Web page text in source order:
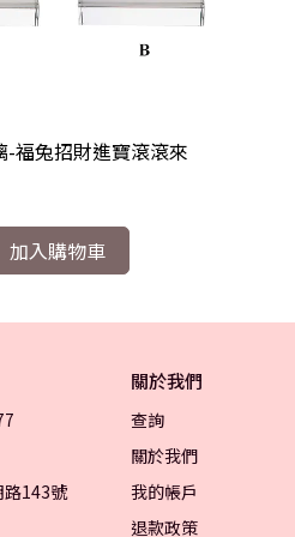
福兔招財進寶滾滾來
加入購物車
路143號
關於我們
查詢
關於我們
我的帳戶
退款政策